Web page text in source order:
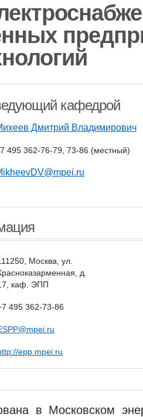
кафедрой
Дмитрий Владимирович
495 362-76-79, 73-86 (местный)
Москва, ул.
д.
каф. ЭПП
495 362-73-86
epp.mpei.ru
в Московском